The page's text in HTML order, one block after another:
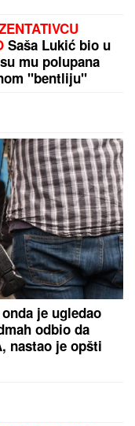
Saša Lukić bio u
mu polupana
"bentliju"
je ugledao
odbio da
nastao je opšti